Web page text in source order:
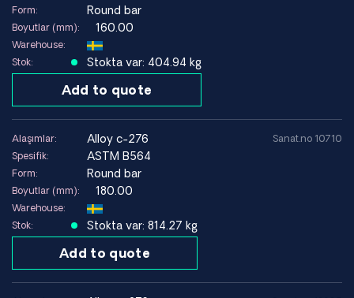
Kaçınılması Gereken Ortamlar
Daha basit alaşımların yeterli olduğu uygulamalar
Yüksek korozyon direncinin gerekli olmadığı ortamlar
Malzeme maliyetinin minimumda tutulması gereken yapılar
düşük
Teknik veriler
Akma dayanımı (%0,2)
Çekme dayanımı
Form: Round bar
Boyutlar (mm): 160.00
Warehouse:
Stok:
Stokta var: 404.94 kg
Add to quote
Alaşımlar: alloy c-276
Spesifik: ASTM B564
Form: Round bar
Boyutlar (mm): 180.00
Warehouse:
Stok:
Stokta var: 814.27 kg
Add to quote
Sanat.no 10710